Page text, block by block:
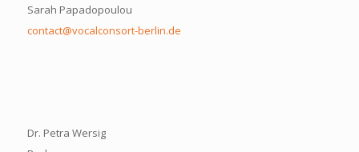
Sarah Papadopoulou
contact@vocalconsort-berlin.de
Dr. Petra Wersig